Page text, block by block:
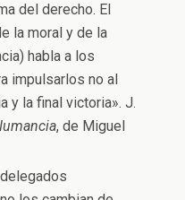
del derecho. El
la moral y de la
habla a los
impulsarlos no al
y la final victoria». J.
, de Miguel